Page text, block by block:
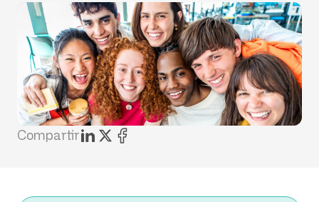
Compartir